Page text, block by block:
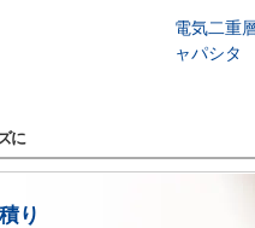
電気二重
ャパシタ
に
り